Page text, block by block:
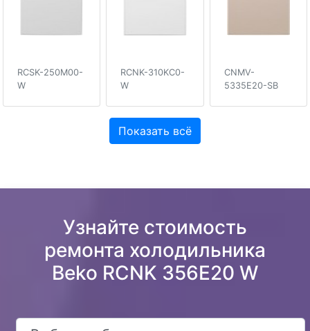
RCSK-250M00-
W
RCNK-310KC0-
W
CNMV-
5335E20-SB
Показать всё
Узнайте стоимость
ремонта холодильника
Beko RCNK 356E20 W